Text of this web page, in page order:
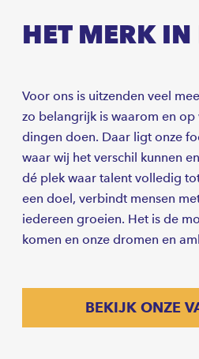
HET MERK IN
Voor ons is uitzenden veel
zo belangrijk is waarom en op
dingen doen. Daar ligt onze
waar wij het verschil kunnen
dé plek waar talent volledig
een doel, verbindt mensen
iedereen groeien. Het is de
komen en onze dromen en
BEKIJK ONZE